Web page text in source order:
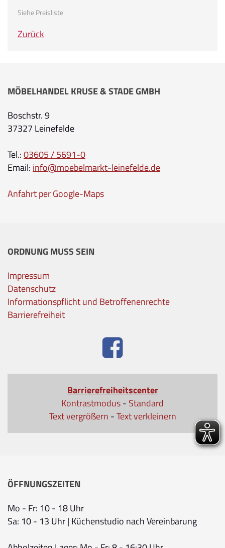
Siehe Preisliste
Zurück
MÖBELHANDEL KRUSE & STADE GMBH
Boschstr. 9
37327 Leinefelde
Tel.:03605 / 5691-0
Email: info@moebelmarkt-leinefelde.de
Anfahrt per Google-Maps
ORDNUNG MUSS SEIN
Impressum
Datenschutz
Informationspflicht und Betroffenenrechte
Barrierefreiheit
Barrierefreiheitscenter
Kontrastmodus- Standard
Text vergrößern -Text verkleinern
ÖFFNUNGSZEITEN
Mo - Fr: 10 - 18 Uhr
Sa: 10 - 13 Uhr | Küchenstudio nach Vereinbarung